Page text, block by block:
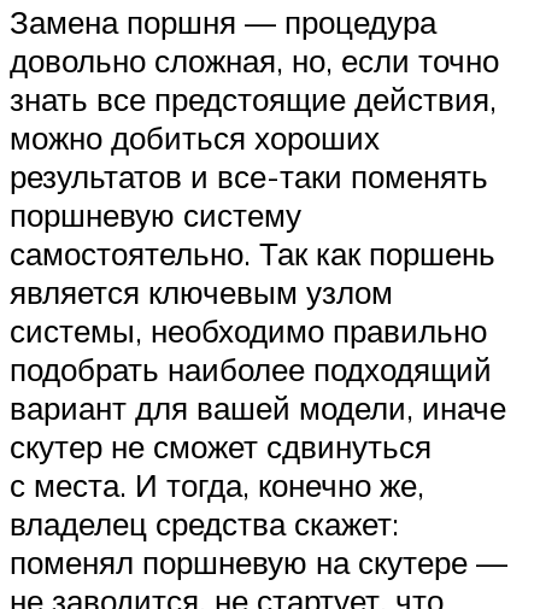
Замена поршня — процедура
довольно сложная, но, если точно
знать все предстоящие действия,
можно добиться хороших
результатов и все-таки поменять
поршневую систему
самостоятельно. Так как поршень
является ключевым узлом
системы, необходимо правильно
подобрать наиболее подходящий
вариант для вашей модели, иначе
скутер не сможет сдвинуться
с места. И тогда, конечно же,
владелец средства скажет:
поменял поршневую на скутере —
не заводится, не стартует, что